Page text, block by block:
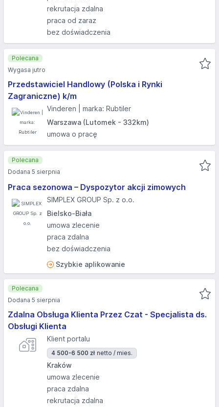
rekrutacja zdalna
praca od zaraz
bez doświadczenia
Przedstawiciel Handlowy (Polska i Rynki
Zagraniczne) k/m
Vinderen | marka: Rubtiler
Warszawa (Lutomek - 332km)
umowa o pracę
Polecana
Wygasa jutro
Praca sezonowa – Dyspozytor akcji zimowych
SIMPLEX GROUP Sp. z o.o.
Bielsko-Biała
umowa zlecenie
praca zdalna
bez doświadczenia
Szybkie aplikowanie
Polecana
Dodana 5 sierpnia
Zdalna Obsługa Klienta Przez Czat - Specjalista ds.
Obsługi Klienta
Klient portalu
4 500-6 500 zł netto / mies.
Kraków
umowa zlecenie
praca zdalna
rekrutacja zdalna
Polecana
Dodana 5 sierpnia